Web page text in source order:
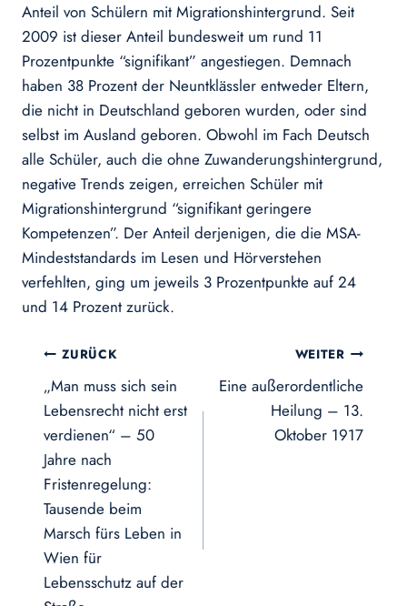
Anteil von Schülern mit Migrationshintergrund. Seit
2009 ist dieser Anteil bundesweit um rund 11
Prozentpunkte “signifikant” angestiegen. Demnach
haben 38 Prozent der Neuntklässler entweder Eltern,
die nicht in Deutschland geboren wurden, oder sind
selbst im Ausland geboren. Obwohl im Fach Deutsch
alle Schüler, auch die ohne Zuwanderungshintergrund,
negative Trends zeigen, erreichen Schüler mit
Migrationshintergrund “signifikant geringere
Kompetenzen”. Der Anteil derjenigen, die die MSA-
Mindeststandards im Lesen und Hörverstehen
verfehlten, ging um jeweils 3 Prozentpunkte auf 24
und 14 Prozent zurück.
Beitragsnavigation
ZURÜCK
„Man muss sich sein
Lebensrecht nicht erst
verdienen“ – 50
Jahre nach
Fristenregelung:
Tausende beim
Marsch fürs Leben in
Wien für
Lebensschutz auf der
WEITER
Eine außerordentliche
Heilung – 13.
Oktober 1917